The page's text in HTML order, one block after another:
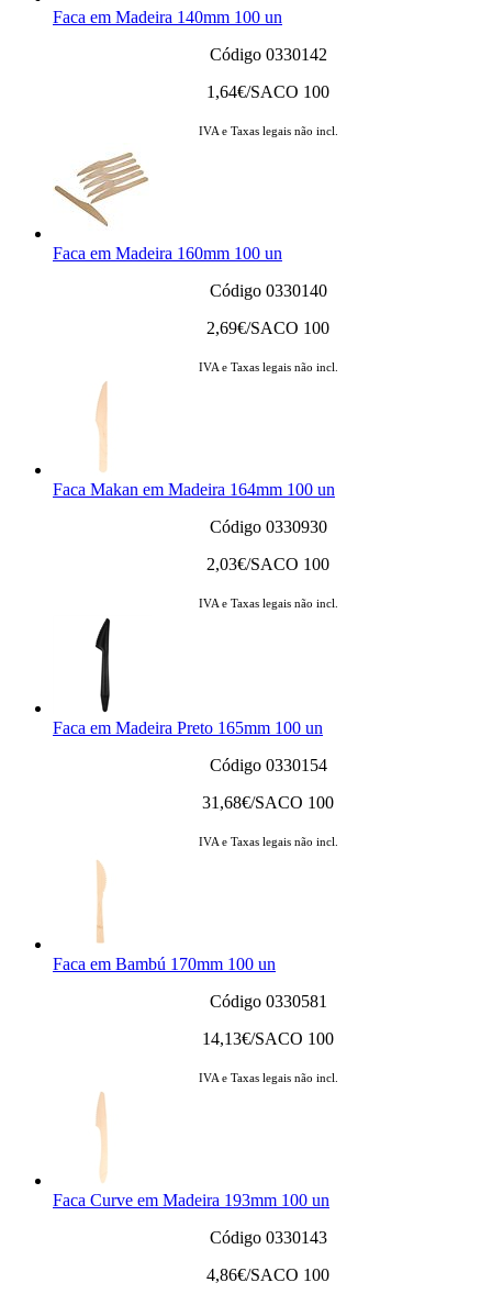
Faca em Madeira 140mm 100 un
Código 0330142
1,64€/SACO 100
IVA e Taxas legais não incl.
Faca em Madeira 160mm 100 un
Código 0330140
2,69€/SACO 100
IVA e Taxas legais não incl.
Faca Makan em Madeira 164mm 100 un
Código 0330930
2,03€/SACO 100
IVA e Taxas legais não incl.
Faca em Madeira Preto 165mm 100 un
Código 0330154
31,68€/SACO 100
IVA e Taxas legais não incl.
Faca em Bambú 170mm 100 un
Código 0330581
14,13€/SACO 100
IVA e Taxas legais não incl.
Faca Curve em Madeira 193mm 100 un
Código 0330143
4,86€/SACO 100